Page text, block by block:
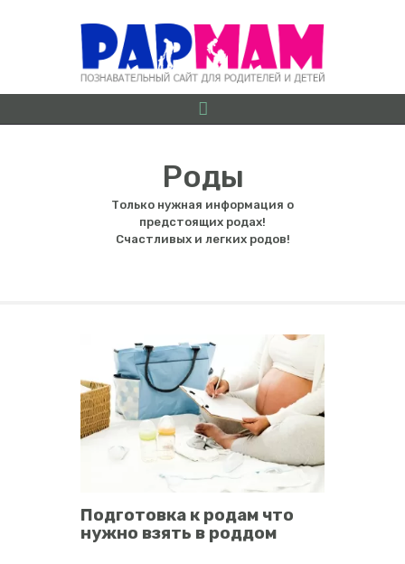
Роды
Только нужная информация о
предстоящих родах!
Счастливых и легких родов!
О ПРОЕКТЕ
БЕРЕМЕННОСТЬ ОТ
ШКОЛЬНИКИ
ИГРЫ
ЛАЙФХАКИ
ВИДЕО
ФОРУМ
Подготовка к родам что
нужно взять в роддом